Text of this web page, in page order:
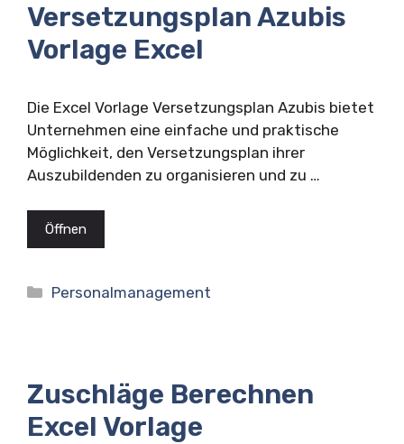
Versetzungsplan Azubis
Vorlage Excel
Die Excel Vorlage Versetzungsplan Azubis bietet
Unternehmen eine einfache und praktische
Möglichkeit, den Versetzungsplan ihrer
Auszubildenden zu organisieren und zu …
Öffnen
Kategorien
Personalmanagement
Zuschläge Berechnen
Excel Vorlage